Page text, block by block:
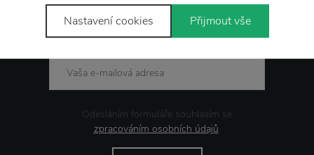
Novinky e-mailom
Odesláním formuláře souhlasím se
zpracováním osobních údajů.
Nastavení cookies Přijmout vše